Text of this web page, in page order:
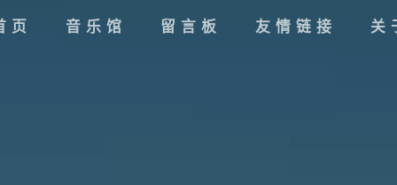
页 音乐馆 留言板 友情链接 关